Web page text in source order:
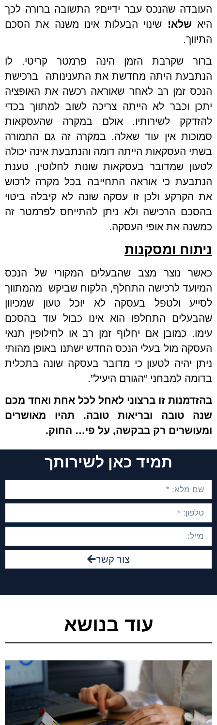
העובדה שהנכס עבר ידיים? התשובה ברורה לכך
היא שלא! שינוי הבעלות אינו משנה את הסכם
התיווך.
ברור שקרבת הזמן הינה פרמטר קריטי. לו
הנתבעת היתה מחדשת את התענינותה ברכישת
הנכס זמן רב לאחר שאוראה רכשה את האופציה
יתכן וכבר לא הייתה צריכה לשוב למתווך בכדי
להזדקק לשירותיו. אולם במקרה שהעסקאות
סמוכות אין עוד שאלה. במקרה זה גם התמורה
בשתי העסקאות הייתה דומה והנתבעת אינה יכולה
לטעון שמדובר בעסקאות שונות לחלוטין. טענת
הנתבעת כי אוראה התחייבה בכל מקרה לרכוש
את הקרקע ולכן זו עסקה שונה לא קיבלה ביטוי
בהסכם הרכישה ולא ניתן להתייחס לפרמטר זה
כמשנה את אופי העסקה.
ניתוח ומסקנות
כאשר נוצר מצב שהבעלים המקורי של הנכס
המיועד לרכישה התחלף, הלקוח שביקש מהמתווך
לסייע ולטפל בעסקה לא יוכל טעון שמכיוון
שהבעלים התחלפו הוא אינו כבול עוד בהסכם
עימו. כמובן אם יחלוף זמן רב או לחילופין תנאי
העסקה מול בעלי הנכס החדש ישתנו באופן מהותי
ניתן יהיה לטעון כי מדובר בעסקה שונה בתכלית
בדומה למבחני “הגורם היעיל”.
בהזדמנות זו ברצוני לאחל לכל אחת ואחד מכם
שנה טובה ובריאות טובה. תהיו מאושרים
ומעושרים רק בבקשה, על פי… החוק.
תמיד כאן לשירותך
צור קשר
עוד בנושא